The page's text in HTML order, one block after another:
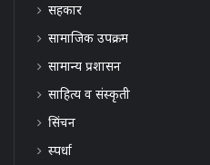
सहकार
सामाजिक उपक्रम
सामान्य प्रशासन
साहित्य व संस्कृती
सिंचन
स्पर्धा